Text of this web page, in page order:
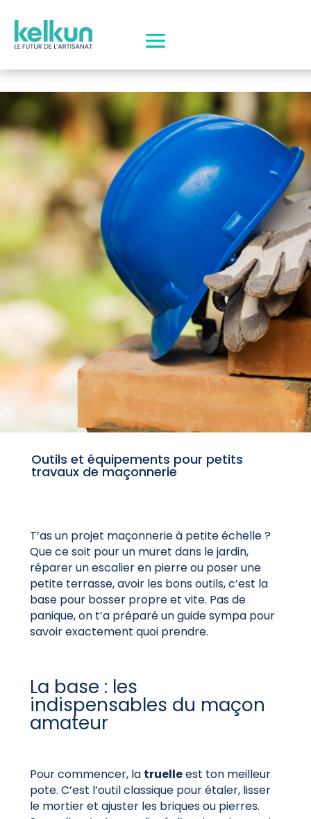
Outils et équipements pour petits
travaux de maçonnerie
T’as un projet maçonnerie à petite échelle ?
Que ce soit pour un muret dans le jardin,
réparer un escalier en pierre ou poser une
petite terrasse, avoir les bons outils, c’est la
base pour bosser propre et vite. Pas de
panique, on t’a préparé un guide sympa pour
savoir exactement quoi prendre.
La base : les
indispensables du maçon
amateur
Pour commencer, la truelleest ton meilleur
pote. C’est l’outil classique pour étaler, lisser
le mortier et ajuster les briques ou pierres.